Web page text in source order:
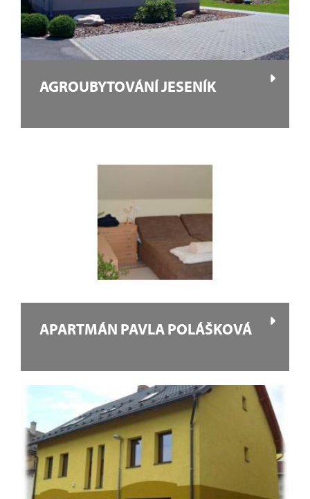
AGROUBYTOVÁNÍ JESENÍK
APARTMÁN PAVLA POLÁŠKOVÁ